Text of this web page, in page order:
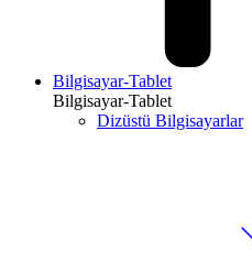
Bilgisayar-Tablet
Bilgisayar-Tablet
Dizüstü Bilgisayarlar